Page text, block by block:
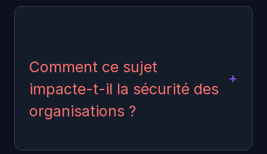
Comment ce sujet
impacte-t-il la sécurité des
organisations ?